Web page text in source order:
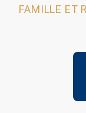
FAMILLE ET